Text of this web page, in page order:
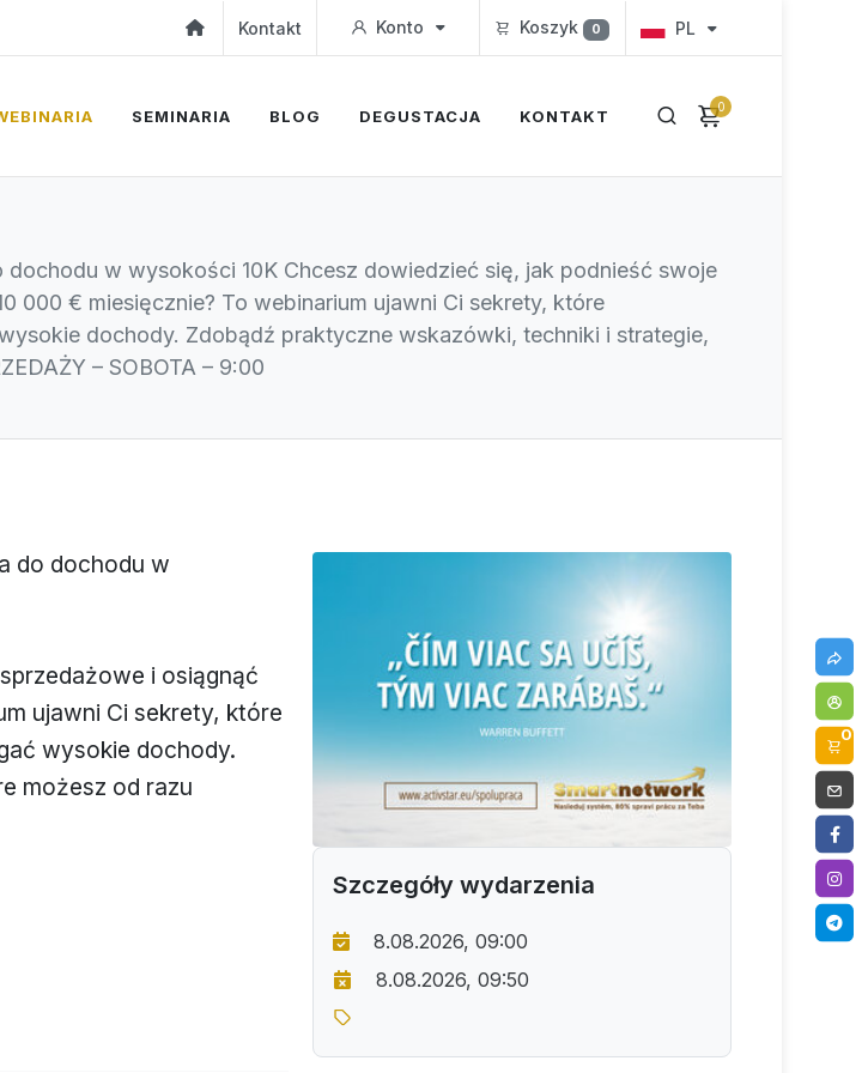
Kontakt Konto Koszyk 0 PL
0
SEMINARIA BLOG DEGUSTACJA KONTAKT
dochodu w wysokości 10K Chcesz dowiedzieć się, jak podnieść swoje
€ miesięcznie? To webinarium ujawni Ci sekrety, które
dochody. Zdobądź praktyczne wskazówki, techniki i strategie,
– SOBOTA – 9:00
Szczegóły wydarzenia
8.08.2026, 09:00
8.08.2026, 09:50
do dochodu w
i osiągnąć
ujawni Ci sekrety, które
wysokie dochody.
możesz od razu
0